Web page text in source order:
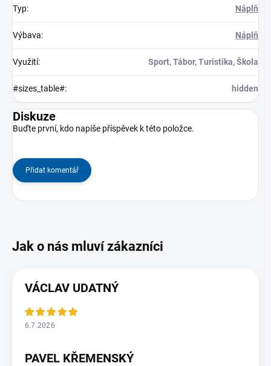
Typ: Náplň
Výbava: Náplň
Využití: Sport, Tábor, Turistika, Škola
#sizes_table#: hidden
Diskuze
Buďte první, kdo napíše příspěvek k této položce.
Přidat komentář
VÁCLAV UDATNÝ
6.7.2026
PAVEL KŘEMENSKÝ